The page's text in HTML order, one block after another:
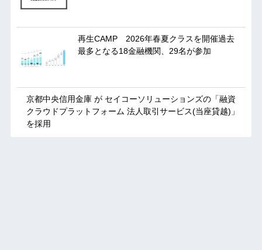
再生CAMP 2026年春夏クラスを開催過去
最多となる18金融機関、29名が参加
京都中央信用金庫 が セイコーソリューションズの「融資
クラウドプラットフォーム 法人取引サービス(当座貸越)」
を採用